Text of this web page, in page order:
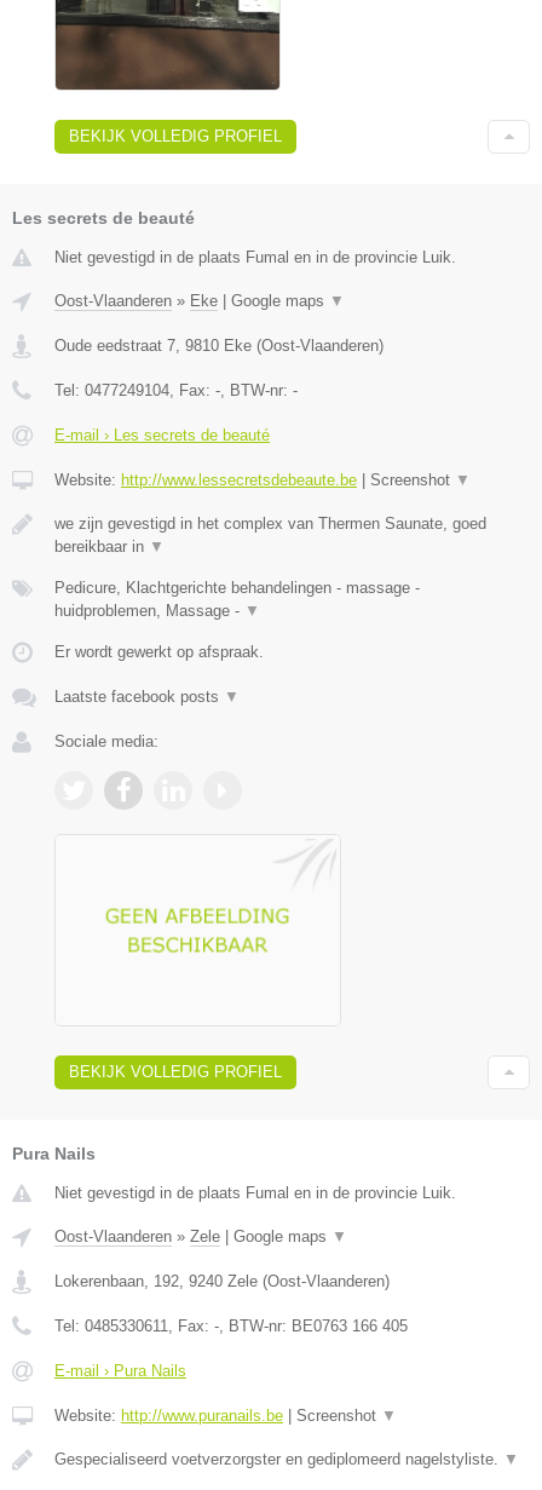
BEKIJK VOLLEDIG PROFIEL
Les secrets de beauté
Niet gevestigd in de plaats Fumal en in de provincie Luik.
Oost-Vlaanderen » Eke Google maps ▼
Oude eedstraat 7, 9810 Eke (Oost-Vlaanderen)
Tel: 0477249104, Fax: -, BTW-nr: -
E-mail › Les secrets de beauté
Website: http://www.lessecretsdebeaute.be Screenshot ▼
we zijn gevestigd in het complex van Thermen Saunate, goed
bereikbaar in ▼
Pedicure, Klachtgerichte behandelingen - massage -
huidproblemen, Massage - ▼
Er wordt gewerkt op afspraak.
Laatste facebook posts ▼
Sociale media:
BEKIJK VOLLEDIG PROFIEL
Pura Nails
Niet gevestigd in de plaats Fumal en in de provincie Luik.
Oost-Vlaanderen » Zele | Google maps ▼
Lokerenbaan, 192 9240 Zele (Oost-Vlaanderen)
Tel: 0485330611 , Fax: - , BTW-nr: BE0763 166 405
E-mail › Pura Nails
Website: http://www.puranails.be | Screenshot ▼
Gespecialiseerd voetverzorgster en gediplomeerd nagelstyliste. ▼